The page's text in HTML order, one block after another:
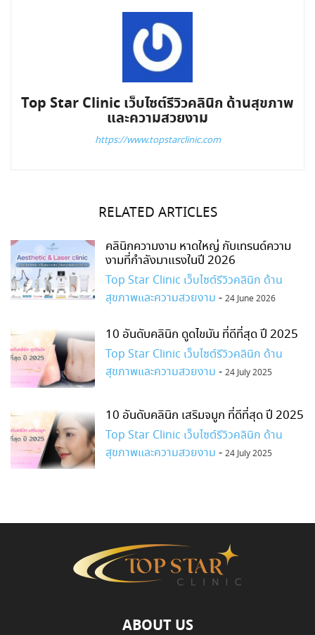
Top Star Clinic เว็บไซต์รีวิวคลินิก ด้านสุขภาพ
และความสวยงาม
https://www.topstarclinic.com
RELATED ARTICLES
คลินิกความงาม หาดใหญ่ กับเทรนด์ความ
งามที่กำลังมาแรงในปี 2026
Top Star Clinic เว็บไซต์รีวิวคลินิก ด้าน
สุขภาพและความสวยงาม - 24 June 2026
10 อันดับคลินิก ดูดไขมัน ที่ดีที่สุด ปี 2025
Top Star Clinic เว็บไซต์รีวิวคลินิก ด้าน
สุขภาพและความสวยงาม - 24 July 2025
10 อันดับคลินิก เสริมจมูก ที่ดีที่สุด ปี 2025
Top Star Clinic เว็บไซต์รีวิวคลินิก ด้าน
สุขภาพและความสวยงาม - 24 July 2025
ABOUT US